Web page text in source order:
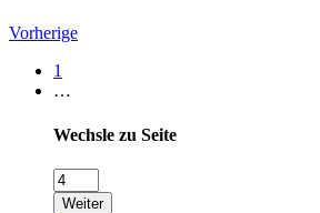
Vorherige
1
…
Wechsle zu Seite
Weiter